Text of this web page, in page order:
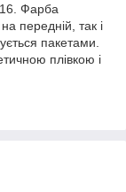
Фарба
передній, так і
пакетами.
плівкою і